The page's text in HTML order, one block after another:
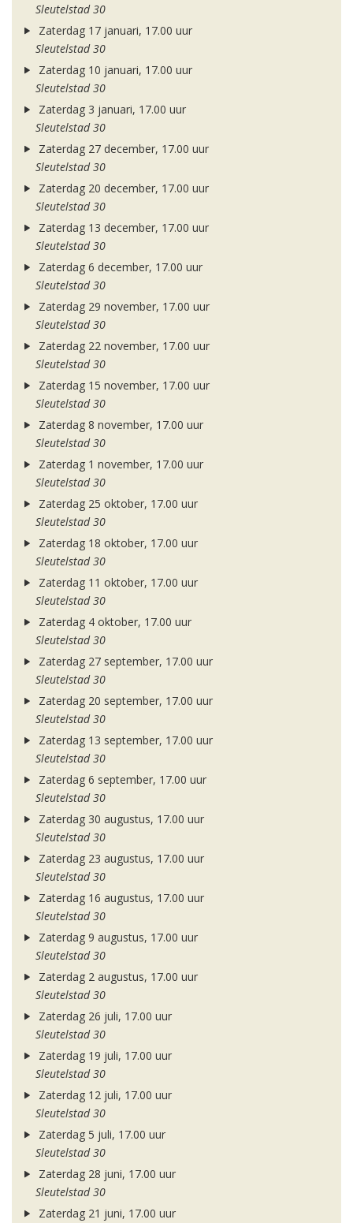
Sleutelstad 30
Zaterdag 17 januari, 17.00 uur
Sleutelstad 30
Zaterdag 10 januari, 17.00 uur
Sleutelstad 30
Zaterdag 3 januari, 17.00 uur
Sleutelstad 30
Zaterdag 27 december, 17.00 uur
Sleutelstad 30
Zaterdag 20 december, 17.00 uur
Sleutelstad 30
Zaterdag 13 december, 17.00 uur
Sleutelstad 30
Zaterdag 6 december, 17.00 uur
Sleutelstad 30
Zaterdag 29 november, 17.00 uur
Sleutelstad 30
Zaterdag 22 november, 17.00 uur
Sleutelstad 30
Zaterdag 15 november, 17.00 uur
Sleutelstad 30
Zaterdag 8 november, 17.00 uur
Sleutelstad 30
Zaterdag 1 november, 17.00 uur
Sleutelstad 30
Zaterdag 25 oktober, 17.00 uur
Sleutelstad 30
Zaterdag 18 oktober, 17.00 uur
Sleutelstad 30
Zaterdag 11 oktober, 17.00 uur
Sleutelstad 30
Zaterdag 4 oktober, 17.00 uur
Sleutelstad 30
Zaterdag 27 september, 17.00 uur
Sleutelstad 30
Zaterdag 20 september, 17.00 uur
Sleutelstad 30
Zaterdag 13 september, 17.00 uur
Sleutelstad 30
Zaterdag 6 september, 17.00 uur
Sleutelstad 30
Zaterdag 30 augustus, 17.00 uur
Sleutelstad 30
Zaterdag 23 augustus, 17.00 uur
Sleutelstad 30
Zaterdag 16 augustus, 17.00 uur
Sleutelstad 30
Zaterdag 9 augustus, 17.00 uur
Sleutelstad 30
Zaterdag 2 augustus, 17.00 uur
Sleutelstad 30
Zaterdag 26 juli, 17.00 uur
Sleutelstad 30
Zaterdag 19 juli, 17.00 uur
Sleutelstad 30
Zaterdag 12 juli, 17.00 uur
Sleutelstad 30
Zaterdag 5 juli, 17.00 uur
Sleutelstad 30
Zaterdag 28 juni, 17.00 uur
Sleutelstad 30
Zaterdag 21 juni, 17.00 uur